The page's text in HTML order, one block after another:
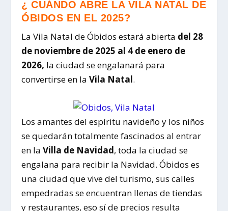
¿ CUÁNDO ABRE LA VILA NATAL DE
ÓBIDOS EN EL 2025?
La Vila Natal de Óbidos estará abierta del 28
de noviembre de 2025 al 4 de enero de
2026, la ciudad se engalanará para
convertirse en laVila Natal.
Los amantes del espíritu navideño y los niños
se quedarán totalmente fascinados al entrar
en la Villa de Navidad, toda la ciudad se
engalana para recibir la Navidad. Óbidos es
una ciudad que vive del turismo, sus calles
empedradas se encuentran llenas de tiendas
y restaurantes, eso sí de precios resulta